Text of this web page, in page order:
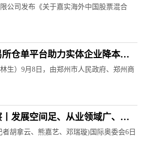
及定投业务
公司发布《关于嘉实海外中国股票混合
仓单平台助力实体企业降本增
生）9月8日，由郑州市人民政府、郑州商
发展空间足、从业领域广、人
胡拿云、熊嘉艺、邓瑞璇)国际奥委会6日